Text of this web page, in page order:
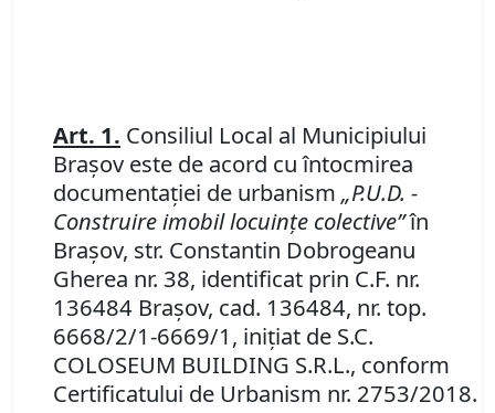
Art. 1. Consiliul Local al Municipiului
Braşov este de acord cu întocmirea
documentaţiei de urbanism „P.U.D. -
Construire imobil locuinţe colective”în
Braşov, str. Constantin Dobrogeanu
Gherea nr. 38, identificat prin C.F. nr.
136484 Braşov, cad. 136484, nr. top.
6668/2/1-6669/1, iniţiat de S.C.
COLOSEUM BUILDING S.R.L., conform
Certificatului de Urbanism nr. 2753/2018.